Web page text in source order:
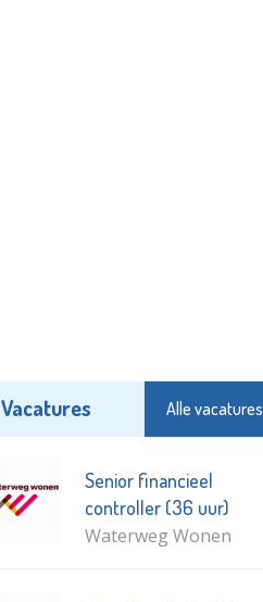
Vacatures Alle vacatures
Senior financieel
controller (36 uur)
Waterweg Wonen